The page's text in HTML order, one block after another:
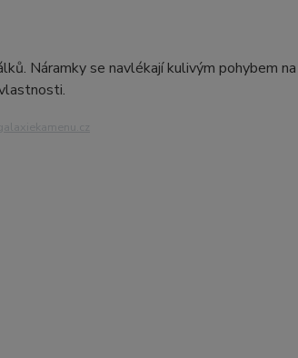
Náramky se navlékají kulivým pohybem